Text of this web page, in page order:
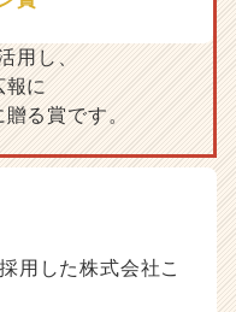
用し、
報に
る賞です。